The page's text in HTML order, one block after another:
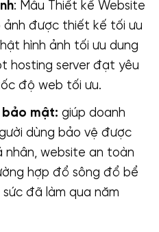
: Mẫu Thiết kế Website
ảnh được thiết kế tối ưu
hình ảnh tối ưu dung
hosting server đạt yêu
độ web tối ưu.
mật: giúp doanh
dùng bảo vệ được
nhân, website an toàn
hợp đổ sông đổ bể
đã làm qua năm